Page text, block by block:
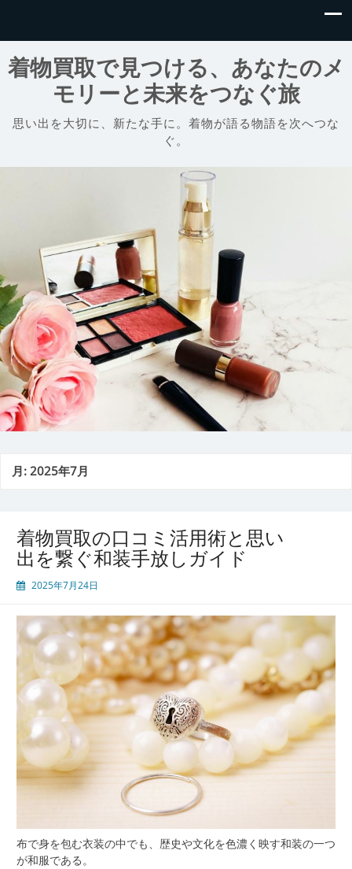
着物買取で見つける、あなたのメ
モリーと未来をつなぐ旅
思い出を大切に、新たな手に。着物が語る物語を次へつな
ぐ。
月:2025年7月
着物買取の口コミ活用術と思い
出を繋ぐ和装手放しガイド
2025年7月24日
布で身を包む衣装の中でも、歴史や文化を色濃く映す和装の一つ
が和服である。